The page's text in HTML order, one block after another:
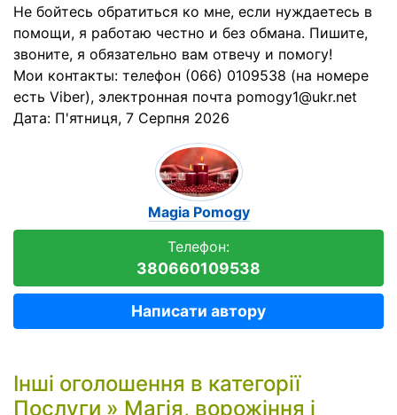
Не бойтесь обратиться ко мне, если нуждаетесь в
помощи, я работаю честно и без обмана. Пишите,
звоните, я обязательно вам отвечу и помогу!
Мои контакты: телефон (066) 0109538 (на номере
есть Viber), электронная почта pomogy1@ukr.net
Дата: П'ятниця, 7 Серпня 2026
Magia Pomogy
Телефон:
380660109538
Написати автору
Інші оголошення в категорії
Послуги » Магія, ворожіння і